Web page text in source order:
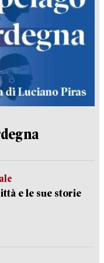
e le sue storie